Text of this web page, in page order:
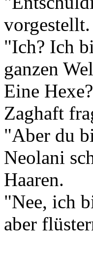
"Ich? Ich
ganzen
Eine
Zaghaft
"Aber du
Neolani
Haaren.
"Nee, ich
aber